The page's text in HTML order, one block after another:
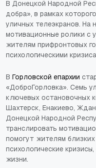
В Донецкой Народной
добра», в рамках
уличных телеэкранов. На
мотивационные ролики с
жителям прифронтовых
психологическими
В Горловской епархии
«ДоброГорловка». Семь
ключевых остановочных
Шахтерск, Енакиево,
Донецкой Народной
транслировать
помогут жителям
психологические
жизни.